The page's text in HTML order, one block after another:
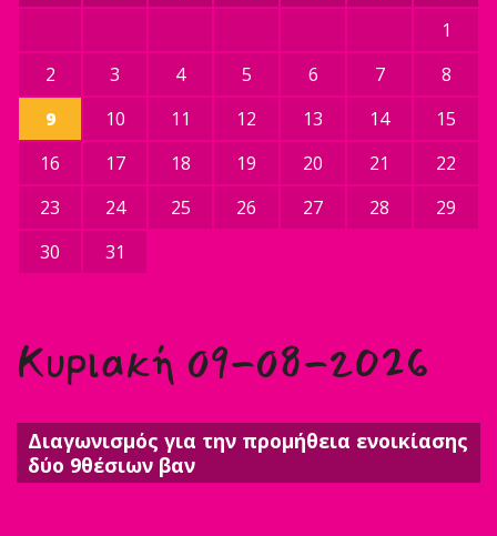
1
2
3 4 5 6 7
8
9
10 11 12 13 14
15
16
17 18 19 20 21
22
23
24 25 26 27 28
29
30
31
Κυριακή 09-08-2026
Διαγωνισμός για την προμήθεια ενοικίασης
δύο 9θέσιων βαν